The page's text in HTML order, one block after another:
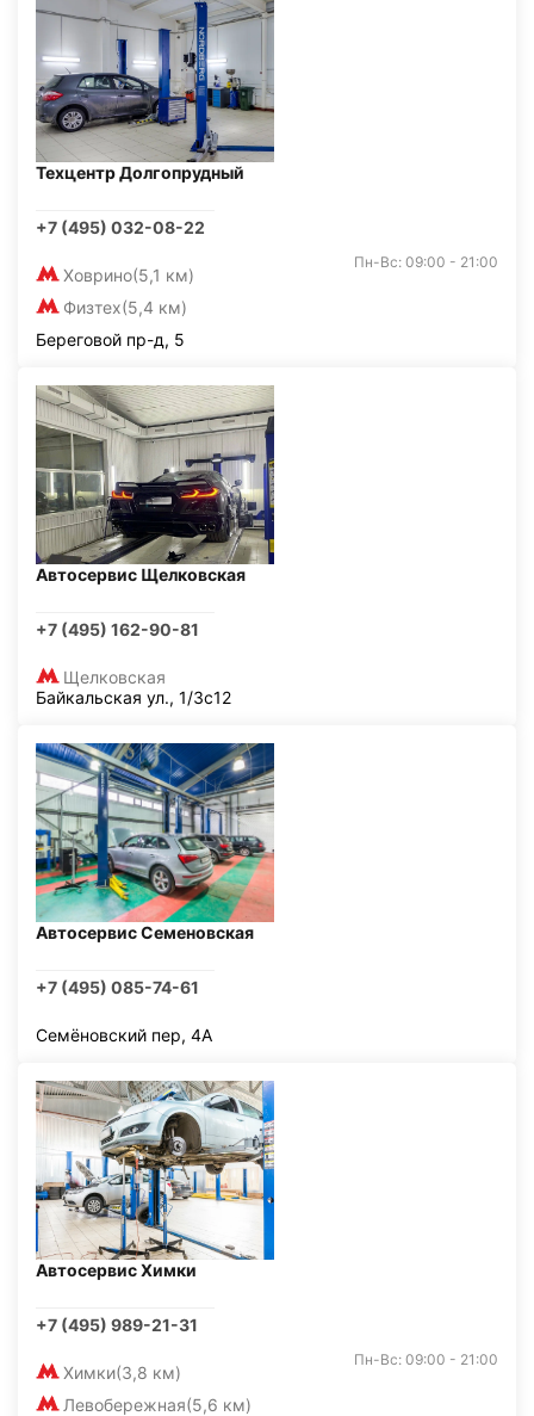
Техцентр Долгопрудный
+7 (495) 032-08-22
Ховрино(5,1 км)
Физтех(5,4 км)
Пн-Вс: 09:00 - 21:00
Береговой пр-д, 5
Автосервис Щелковская
+7 (495) 162-90-81
Щелковская
Байкальская ул., 1/3с12
Автосервис Семеновская
+7 (495) 085-74-61
Семёновский пер, 4А
Автосервис Химки
+7 (495) 989-21-31
Химки(3,8 км)
Левобережная(5,6 км)
Пн-Вс: 09:00 - 21:00